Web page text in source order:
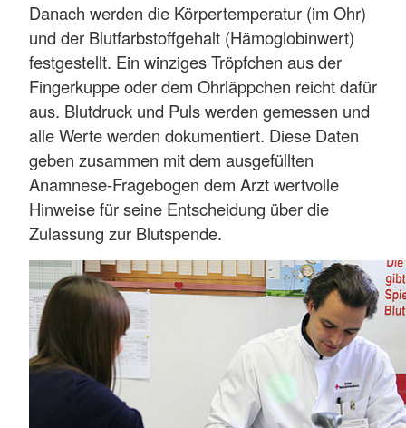
Danach werden die Körpertemperatur (im Ohr)
und der Blutfarbstoffgehalt (Hämoglobinwert)
festgestellt. Ein winziges Tröpfchen aus der
Fingerkuppe oder dem Ohrläppchen reicht dafür
aus. Blutdruck und Puls werden gemessen und
alle Werte werden dokumentiert. Diese Daten
geben zusammen mit dem ausgefüllten
Anamnese-Fragebogen dem Arzt wertvolle
Hinweise für seine Entscheidung über die
Zulassung zur Blutspende.